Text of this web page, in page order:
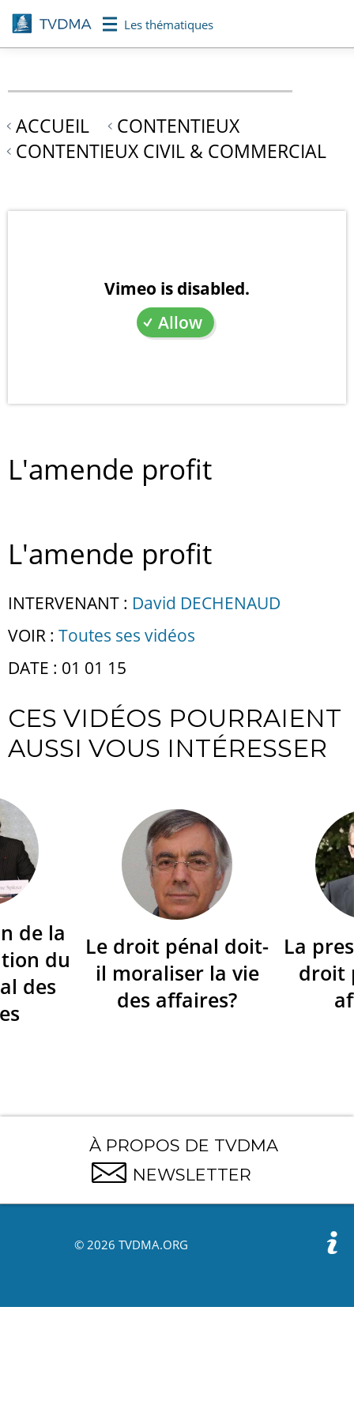
Aller
au
contenu
Les thématiques
ACCUEIL
CONTENTIEUX
CONTENTIEUX CIVIL & COMMERCIAL
Vimeo is disabled.
Allow
L'amende profit
L'amende profit
INTERVENANT : David DECHENAUD
VOIR : Toutes ses vidéos
DATE : 01 01 15
CES VIDÉOS POURRAIENT
AUSSI VOUS INTÉRESSER
de la
du
des
Le droit pénal doit-
il moraliser la vie
des affaires?
La
droit
À PROPOS DE TVDMA
NEWSLETTER
© 2026 TVDMA.ORG